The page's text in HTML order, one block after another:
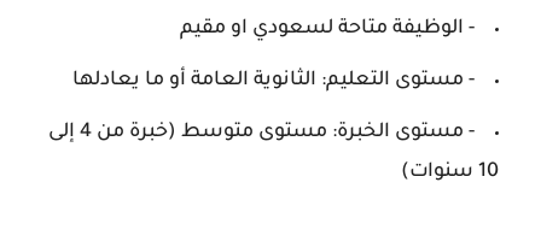
- الوظيفة متاحة لسعودي او مقيم
- مستوى التعليم: الثانوية العامة أو ما يعادلها
- مستوى الخبرة: مستوى متوسط (خبرة من 4 إلى
10 سنوات)